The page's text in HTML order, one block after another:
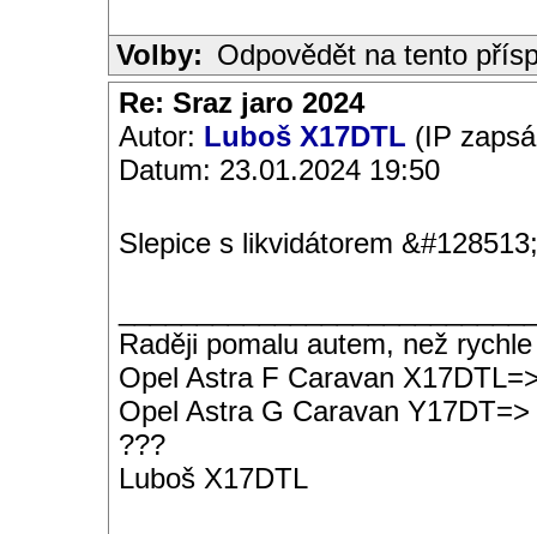
Volby: Odpovědět na tento
Re: Sraz jaro 2024
Autor: Luboš X17DTL (IP
Datum: 23.01.2024 19:50
Slepice s likvidátorem &#128513;
Raději pomalu autem, než
Opel Astra F Caravan
Opel Astra G Caravan Y17DT=>
???
Luboš X17DTL